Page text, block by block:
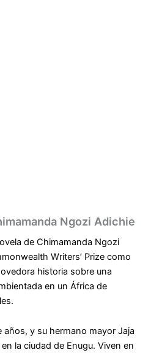
Ngozi Adichie
de Chimamanda Ngozi
Writers’ Prize como
historia sobre una
en un África de
años, y su hermano mayor Jaja
la ciudad de Enugu. Viven en